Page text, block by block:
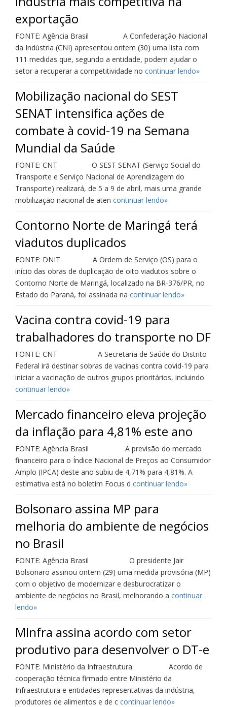
exportação
FONTE: Agência Brasil A Confederação Nacional
da Indústria (CNI) apresentou ontem (30) uma lista com
111 medidas que, segundo a entidade, podem ajudar o
setor a recuperar a competitividade no continuar lendo»
Mobilização nacional do SEST
SENAT intensifica ações de
combate à covid-19 na Semana
Mundial da Saúde
FONTE: CNT O SEST SENAT (Serviço Social do
Transporte e Serviço Nacional de Aprendizagem do
Transporte) realizará, de 5 a 9 de abril, mais uma grande
mobilização nacional de aten continuar lendo»
Contorno Norte de Maringá terá
viadutos duplicados
FONTE: DNIT A Ordem de Serviço (OS) para o
início das obras de duplicação de oito viadutos sobre o
Contorno Norte de Maringá, localizado na BR-376/PR, no
Estado do Paraná, foi assinada na continuar lendo»
Vacina contra covid-19 para
trabalhadores do transporte no DF
FONTE: CNT A Secretaria de Saúde do Distrito
Federal irá destinar sobras de vacinas contra covid-19 para
iniciar a vacinação de outros grupos prioritários, incluindo
continuar lendo»
Mercado financeiro eleva projeção
da inflação para 4,81% este ano
FONTE: Agência Brasil A previsão do mercado
financeiro para o Índice Nacional de Preços ao Consumidor
Amplo (IPCA) deste ano subiu de 4,71% para 4,81%. A
estimativa está no boletim Focus d continuar lendo»
Bolsonaro assina MP para
melhoria do ambiente de negócios
no Brasil
FONTE: Agência Brasil O presidente Jair
Bolsonaro assinou ontem (29) uma medida provisória (MP)
com o objetivo de modernizar e desburocratizar o
ambiente de negócios no Brasil, melhorando a continuar
lendo»
MInfra assina acordo com setor
produtivo para desenvolver o DT-e
FONTE: Ministério da Infraestrutura Acordo de
cooperação técnica firmado entre Ministério da
Infraestrutura e entidades representativas da indústria,
produtores de alimentos e de c continuar lendo»